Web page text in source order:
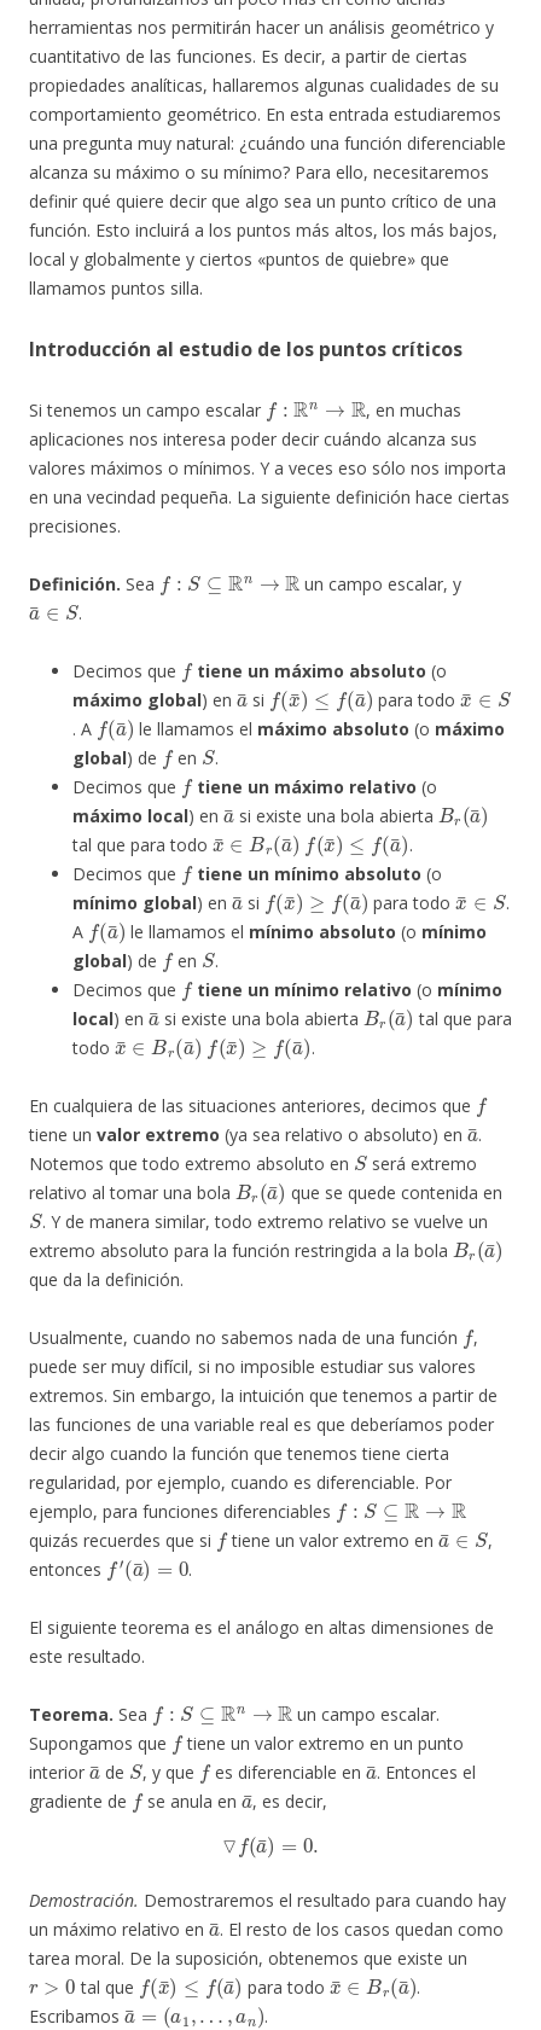
herramientas nos permitirán hacer un análisis geométrico y
cuantitativo de las funciones. Es decir, a partir de ciertas
propiedades analíticas, hallaremos algunas cualidades de su
comportamiento geométrico. En esta entrada estudiaremos
una pregunta muy natural: ¿cuándo una función diferenciable
alcanza su máximo o su mínimo? Para ello, necesitaremos
definir qué quiere decir que algo sea un punto crítico de una
función. Esto incluirá a los puntos más altos, los más bajos,
local y globalmente y ciertos «puntos de quiebre» que
llamamos puntos silla.
Introducción al estudio de los puntos críticos
Si tenemos un campo escalar
: n→
, en muchas
aplicaciones nos interesa poder decir cuándo alcanza sus
valores máximos o mínimos. Y a veces eso sólo nos importa
en una vecindad pequeña. La siguiente definición hace ciertas
precisiones.
Definición. Sea
: ⊆R →R
un campo escalar, y
a¯∈S
.
Decimos que tiene un máximo absoluto (o
máximo global) en
a ¯
si
f(x¯)≤f(a¯)
para todo
S
. A
f(a¯)
le llamamos el máximo absoluto (o máximo
global) de
f
en
S
.
Decimos que
f
tiene un máximo relativo (o
máximo local) en
a¯
si existe una bola abierta
Br a ¯
tal que para todo
x ¯ ∈Br(a¯ )f(x¯)≤f(a¯)
.
Decimos que
f
tiene un mínimo absoluto (o
mínimo global) en
a ¯
si
f(x¯)≥f(a¯)
para todo
S
.
A
f(a¯)
le llamamos el mínimo absoluto (o mínimo
global) de
f
en
S
.
Decimos que
f
tiene un mínimo relativo (o mínimo
local) en
a¯
si existe una bola abierta
Br(a¯ )
tal que para
todo
x ¯∈Br(a¯)f(x ¯)≥ f(a¯)
.
En cualquiera de las situaciones anteriores, decimos que
tiene un valor extremo (ya sea relativo o absoluto) en
a¯
.
Notemos que todo extremo absoluto en
S
será extremo
relativo al tomar una bola
Br (a¯)
que se quede contenida en
S
. Y de manera similar, todo extremo relativo se vuelve un
extremo absoluto para la función restringida a la bola
Br(a ¯
que da la definición.
Usualmente, cuando no sabemos nada de una función
,
puede ser muy difícil, si no imposible estudiar sus valores
extremos. Sin embargo, la intuición que tenemos a partir de
las funciones de una variable real es que deberíamos poder
decir algo cuando la función que tenemos tiene cierta
regularidad, por ejemplo, cuando es diferenciable. Por
ejemplo, para funciones diferenciables
f:S⊆R→R
quizás recuerdes que si
f
tiene un valor extremo en
a ¯∈ S
,
entonces
f′(a¯)= 0
.
El siguiente teorema es el análogo en altas dimensiones de
este resultado.
Teorema. Sea
: ⊆R →R
un campo escalar.
Supongamos que
f
tiene un valor extremo en un punto
interior
a¯
de
S
, y que
f
es diferenciable en
a¯
. Entonces el
gradiente de
f
se anula en
a¯
, es decir,
▽f(a¯ 0.
Demostración. Demostraremos el resultado para cuando hay
un máximo relativo en
a¯
. El resto de los casos quedan como
tarea moral. De la suposición, obtenemos que existe un
r>0
tal que
f(x¯)≤f(a¯)
para todo
x¯∈Br(a¯)
.
Escribamos
a ¯=(a 1,…,an
.